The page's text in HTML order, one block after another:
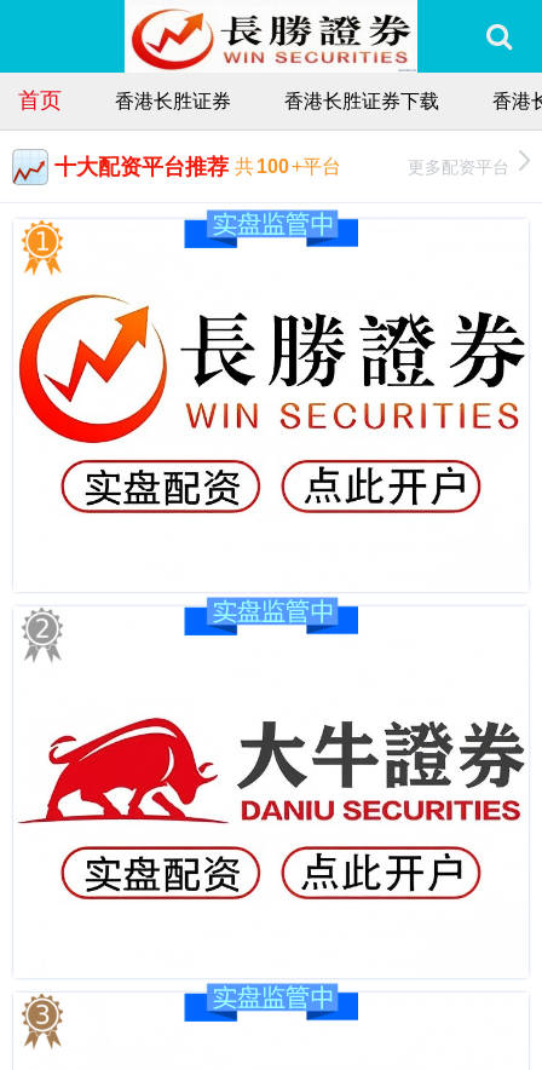
首页 香港长胜证券 香港长胜证券下载 香港
十大配资平台推荐 共100+平台 更多配资平台